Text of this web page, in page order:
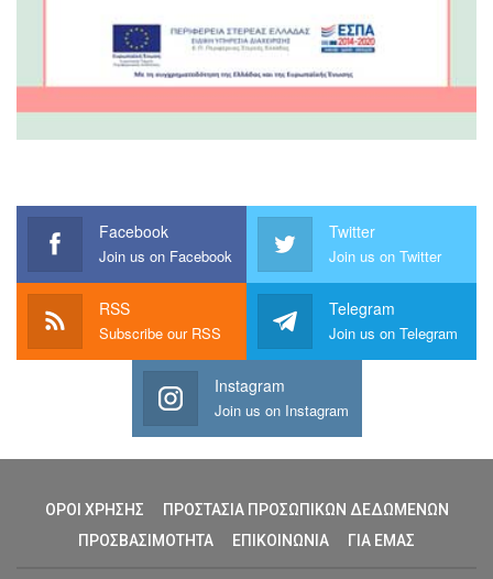
Facebook
Join us on Facebook
Twitter
Join us on Twitter
RSS
Subscribe our RSS
Telegram
Join us on Telegram
Instagram
Join us on Instagram
ΟΡΟΙ ΧΡΗΣΗΣ
ΠΡΟΣΤΑΣΙΑ ΠΡΟΣΩΠΙΚΩΝ ΔΕΔΩΜΕΝΩΝ
ΠΡΟΣΒΑΣΙΜΟΤΗΤΑ
ΕΠΙΚΟΙΝΩΝΙΑ ΓΙΑ ΕΜΑΣ